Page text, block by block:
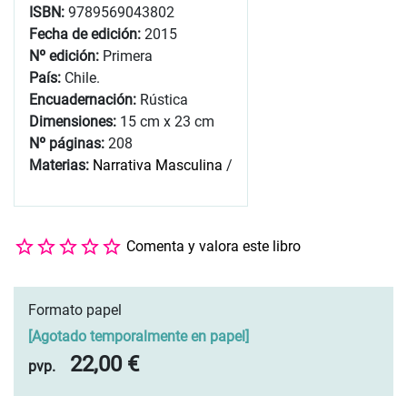
ISBN: 9789569043802
Fecha de edición: 2015
Nº edición: Primera
País: Chile.
Encuadernación: Rústica
Dimensiones: 15 cm x 23 cm
Nº páginas: 208
Materias: Narrativa Masculina /
Comenta y valora este libro
Formato papel
Agotado temporalmente en papel]
pvp.
22,00 €